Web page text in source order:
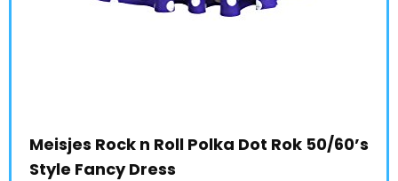
Meisjes Rock n Roll Polka Dot Rok 50/60’s
Style Fancy Dress